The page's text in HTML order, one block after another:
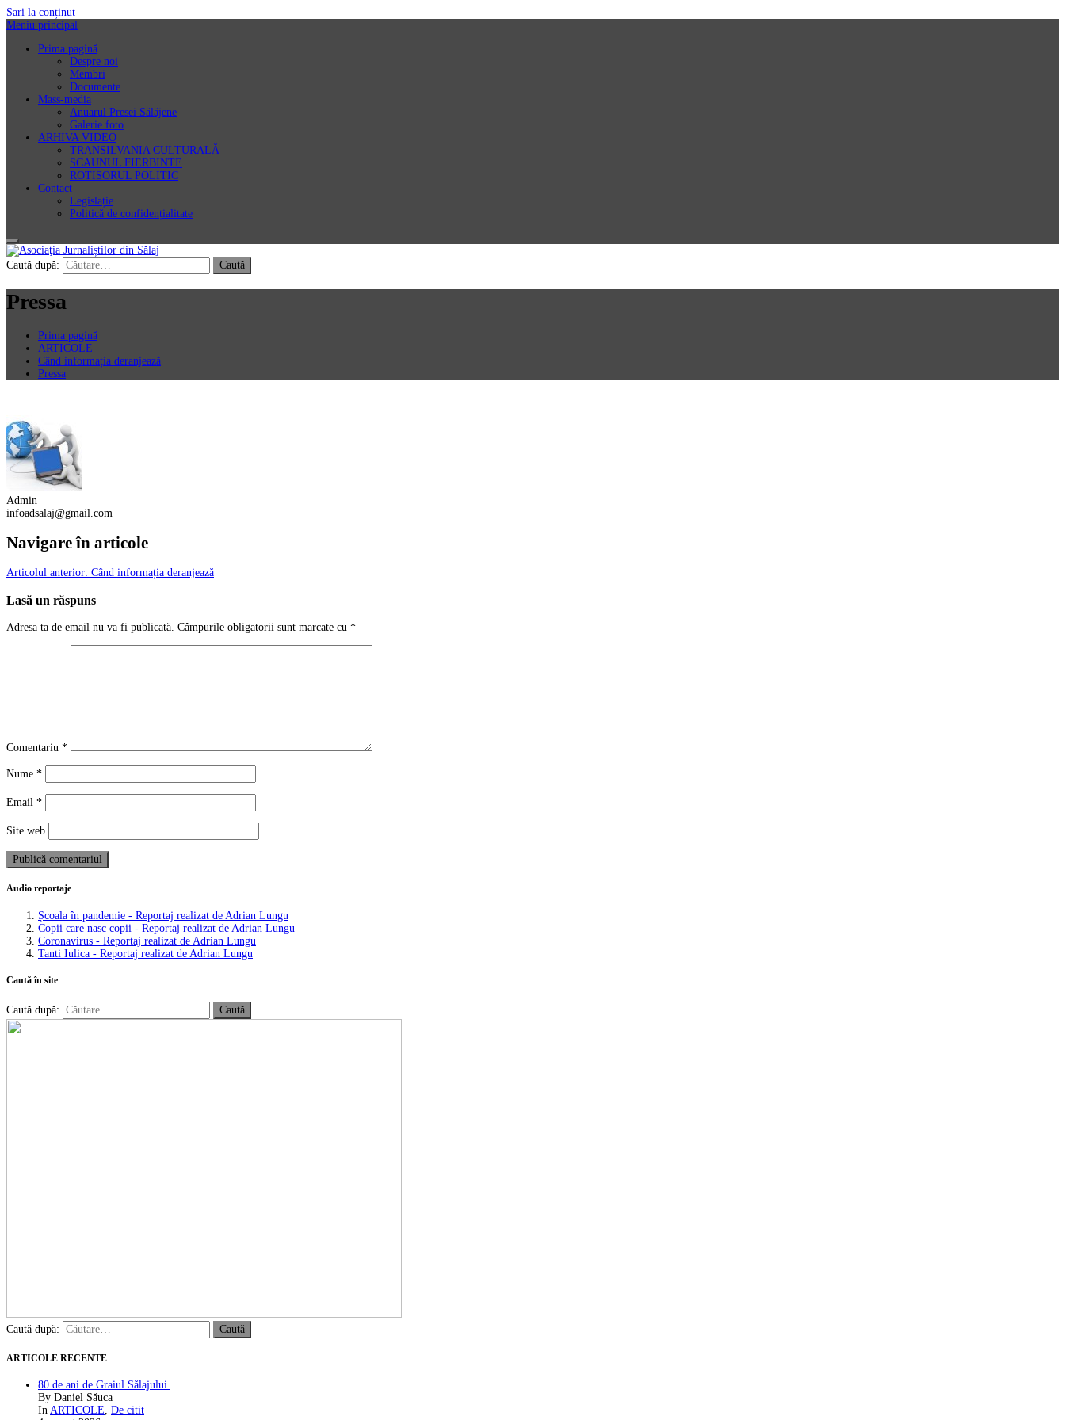
Sari la conținut
Meniu principal
Prima pagină
Despre noi
Membri
Documente
Mass-media
Anuarul Presei Sălăjene
Galerie foto
ARHIVA VIDEO
TRANSILVANIA CULTURALĂ
SCAUNUL FIERBINTE
ROTISORUL POLITIC
Contact
Legislație
Politică de confidențialitate
Asociaţia Jurnaliștilor din Sălaj
Caută după:
Pressa
Prima pagină
ARTICOLE
Când informația deranjează
Pressa
Admin
infoadsalaj@gmail.com
Navigare în articole
Articolul anterior: Când informația deranjează
Lasă un răspuns
Adresa ta de email nu va fi publicată. Câmpurile obligatorii sunt marcate cu *
Comentariu *
Nume *
Email *
Site web
Audio reportaje
Școala în pandemie - Reportaj realizat de Adrian Lungu
Copii care nasc copii - Reportaj realizat de Adrian Lungu
Coronavirus - Reportaj realizat de Adrian Lungu
Tanti Iulica - Reportaj realizat de Adrian Lungu
Caută în site
Caută după:
Caută după:
ARTICOLE RECENTE
80 de ani de Graiul Sălajului.
By Daniel Săuca
In ARTICOLE, De citit